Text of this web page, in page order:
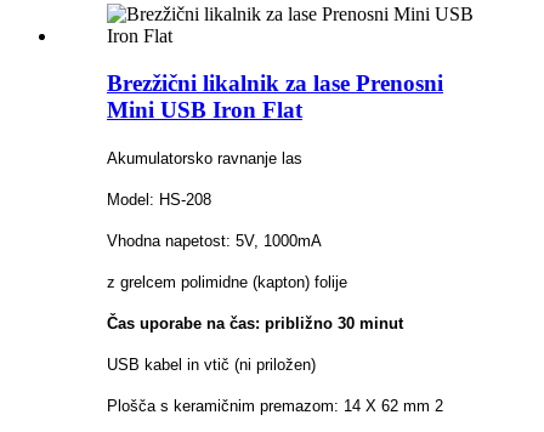
Brezžični likalnik za lase Prenosni
Mini USB Iron Flat
Akumulatorsko ravnanje las
Model: HS-208
Vhodna napetost: 5V, 1000mA
z grelcem polimidne (kapton) folije
Čas uporabe na čas: približno 30 minut
USB kabel in vtič (ni priložen)
Plošča s keramičnim premazom: 14 X 62 mm 2